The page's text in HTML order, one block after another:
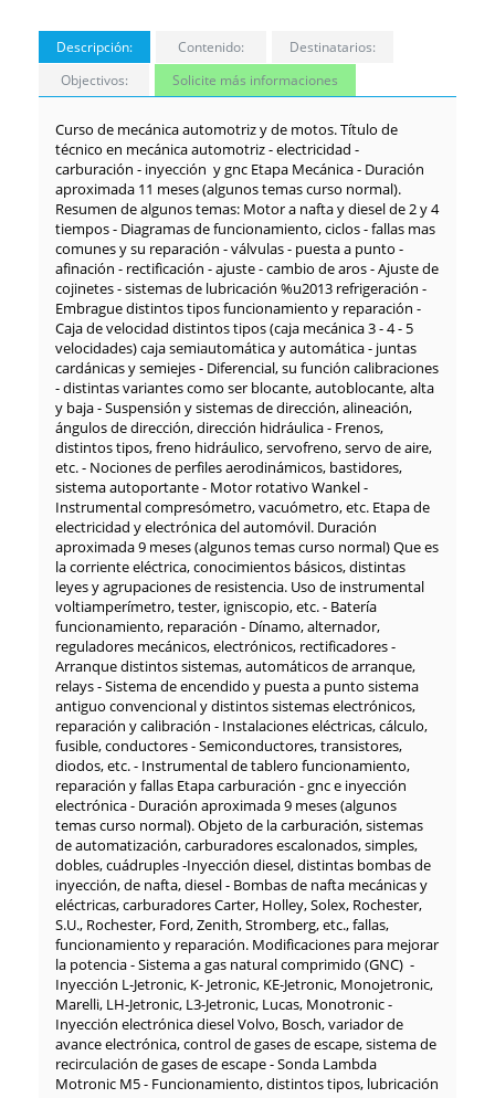
Descripción: Contenido:
Destinatarios:
Objectivos:
Solicite más informaciones
Curso de mecánica automotriz y de motos. Título de
técnico en mecánica automotriz - electricidad -
carburación - inyección y gnc Etapa Mecánica - Duración
aproximada 11 meses (algunos temas curso normal).
Resumen de algunos temas: Motor a nafta y diesel de 2 y 4
tiempos - Diagramas de funcionamiento, ciclos - fallas mas
comunes y su reparación - válvulas - puesta a punto -
afinación - rectificación - ajuste - cambio de aros - Ajuste de
cojinetes - sistemas de lubricación %u2013 refrigeración -
Embrague distintos tipos funcionamiento y reparación -
Caja de velocidad distintos tipos (caja mecánica 3 - 4 - 5
velocidades) caja semiautomática y automática - juntas
cardánicas y semiejes - Diferencial, su función calibraciones
- distintas variantes como ser blocante, autoblocante, alta
y baja - Suspensión y sistemas de dirección, alineación,
ángulos de dirección, dirección hidráulica - Frenos,
distintos tipos, freno hidráulico, servofreno, servo de aire,
etc. - Nociones de perfiles aerodinámicos, bastidores,
sistema autoportante - Motor rotativo Wankel -
Instrumental compresómetro, vacuómetro, etc. Etapa de
electricidad y electrónica del automóvil. Duración
aproximada 9 meses (algunos temas curso normal) Que es
la corriente eléctrica, conocimientos básicos, distintas
leyes y agrupaciones de resistencia. Uso de instrumental
voltiamperímetro, tester, igniscopio, etc. - Batería
funcionamiento, reparación - Dínamo, alternador,
reguladores mecánicos, electrónicos, rectificadores -
Arranque distintos sistemas, automáticos de arranque,
relays - Sistema de encendido y puesta a punto sistema
antiguo convencional y distintos sistemas electrónicos,
reparación y calibración - Instalaciones eléctricas, cálculo,
fusible, conductores - Semiconductores, transistores,
diodos, etc. - Instrumental de tablero funcionamiento,
reparación y fallas Etapa carburación - gnc e inyección
electrónica - Duración aproximada 9 meses (algunos
temas curso normal). Objeto de la carburación, sistemas
de automatización, carburadores escalonados, simples,
dobles, cuádruples -Inyección diesel, distintas bombas de
inyección, de nafta, diesel - Bombas de nafta mecánicas y
eléctricas, carburadores Carter, Holley, Solex, Rochester,
S.U., Rochester, Ford, Zenith, Stromberg, etc., fallas,
funcionamiento y reparación. Modificaciones para mejorar
la potencia - Sistema a gas natural comprimido (GNC) -
Inyección L-Jetronic, K- Jetronic, KE-Jetronic, Monojetronic,
Marelli, LH-Jetronic, L3-Jetronic, Lucas, Monotronic -
Inyección electrónica diesel Volvo, Bosch, variador de
avance electrónica, control de gases de escape, sistema de
recirculación de gases de escape - Sonda Lambda
Motronic M5 - Funcionamiento, distintos tipos, lubricación